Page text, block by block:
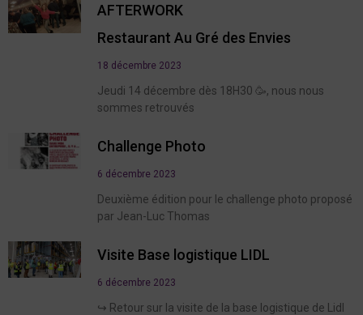
AFTERWORK
Restaurant Au Gré des Envies
18 décembre 2023
Jeudi 14 décembre dès 18H30 🥳, nous nous
sommes retrouvés
Challenge Photo
6 décembre 2023
Deuxième édition pour le challenge photo proposé
par Jean-Luc Thomas
Visite Base logistique LIDL
6 décembre 2023
↪️ Retour sur la visite de la base logistique de Lidl